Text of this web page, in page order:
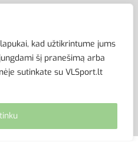
kad užtikrintume jums
šį pranešimą arba
sutinkate su VLSport.lt